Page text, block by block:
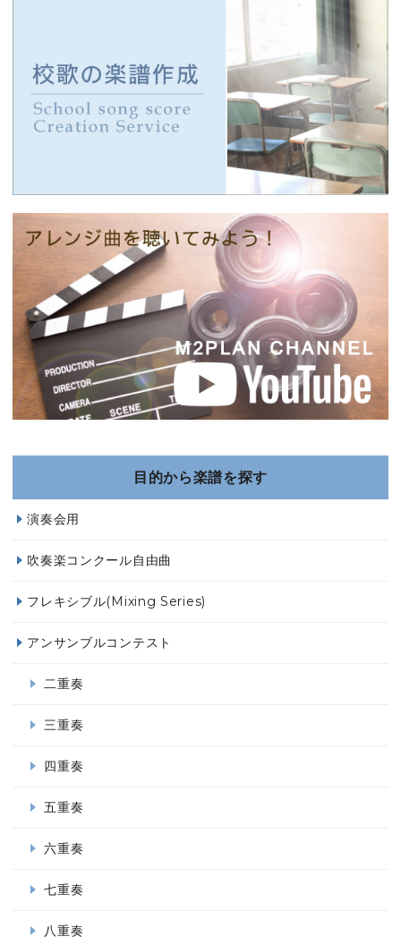
目的から楽譜を探す
演奏会用
吹奏楽コンクール自由曲
フレキシブル(Mixing Series)
アンサンブルコンテスト
二重奏
三重奏
四重奏
五重奏
六重奏
七重奏
八重奏